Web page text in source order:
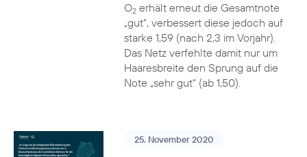
O2erhält erneut die Gesamtnote
„gut“, verbessert diese jedoch auf
starke 1,59 (nach 2,3 im Vorjahr).
Das Netz verfehlte damit nur um
Haaresbreite den Sprung auf die
Note „sehr gut“ (ab 1,50).
25. November 2020